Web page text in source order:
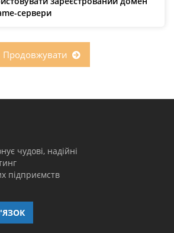
сервери
чудові, надійні
підприємств